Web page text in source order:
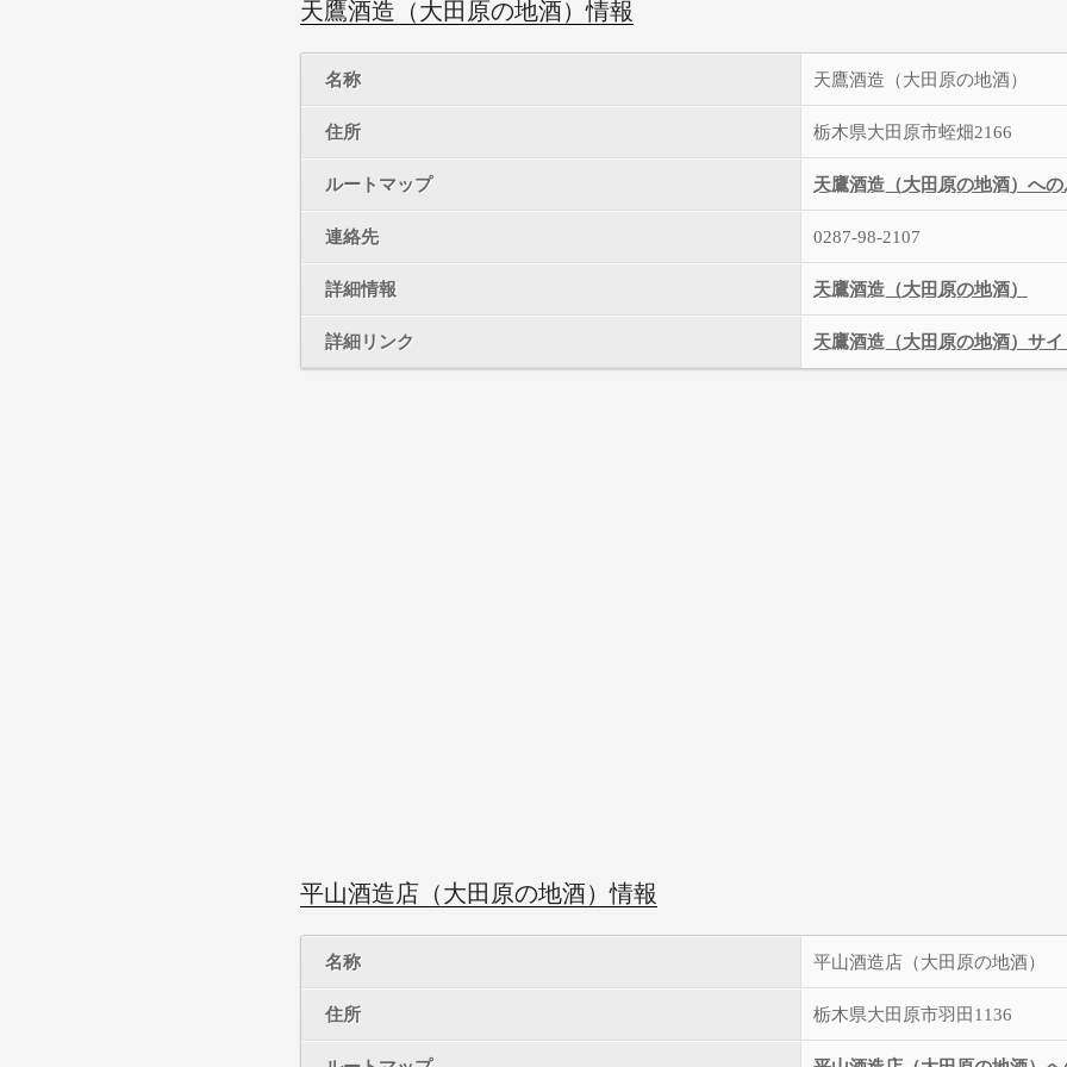
天鷹酒造（大田原の地酒）情報
名称 天鷹酒造（大田原の地酒）
住所 栃木県大田原市蛭畑2166
ルートマップ 天鷹酒造（大田原の地酒）へ
連絡先 0287-98-2107
詳細情報 天鷹酒造（大田原の地酒）
詳細リンク 天鷹酒造（大田原の地酒）サイ
平山酒造店（大田原の地酒）情報
名称 平山酒造店（大田原の地酒）
住所 栃木県大田原市羽田1136